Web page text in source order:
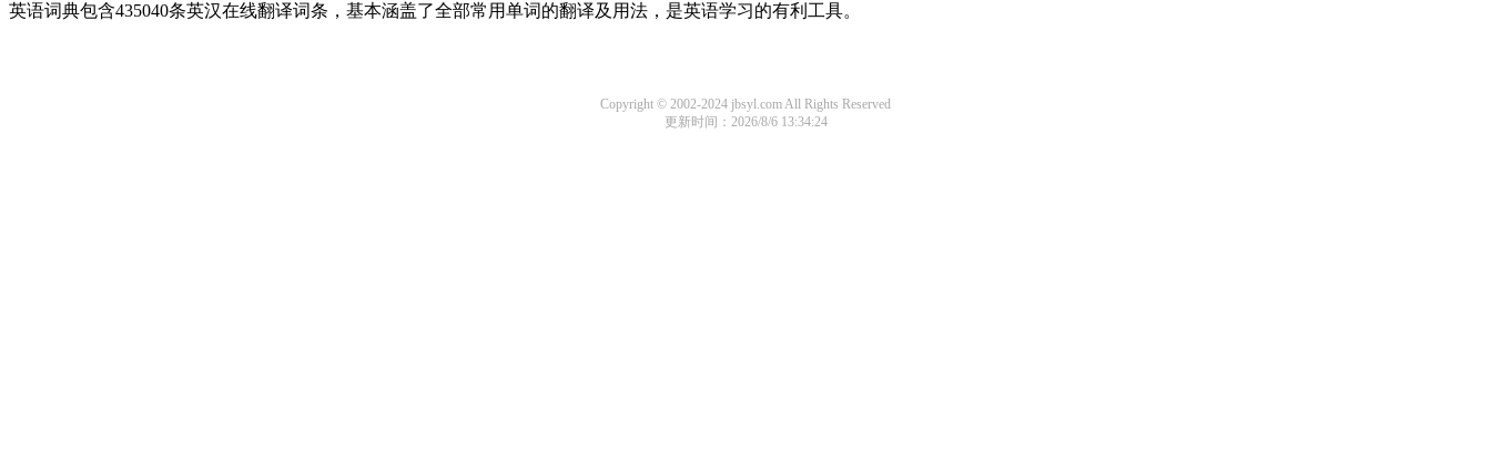
英语词典包含435040条英汉在线翻译词条，基本涵盖了全部常用单词的翻译及用法，是英语学习的有利工具。
Copyright © 2002-2024 jbsyl.com All Rights Reserved
更新时间：2026/8/6 13:34:24